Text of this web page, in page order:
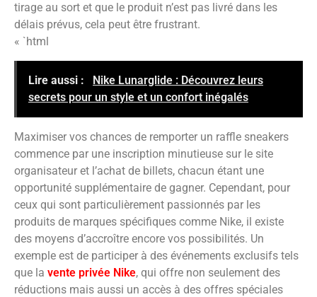
tirage au sort et que le produit n’est pas livré dans les
délais prévus, cela peut être frustrant.
« `html
Lire aussi :
Nike Lunarglide : Découvrez leurs
secrets pour un style et un confort inégalés
Maximiser vos chances de remporter un raffle sneakers
commence par une inscription minutieuse sur le site
organisateur et l’achat de billets, chacun étant une
opportunité supplémentaire de gagner. Cependant, pour
ceux qui sont particulièrement passionnés par les
produits de marques spécifiques comme Nike, il existe
des moyens d’accroître encore vos possibilités. Un
exemple est de participer à des événements exclusifs tels
que la vente privée Nike, qui offre non seulement des
réductions mais aussi un accès à des offres spéciales